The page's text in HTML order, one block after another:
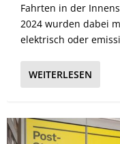
Fahrten in der
2024 wurden dabei
elektrisch oder
WEITERLESEN